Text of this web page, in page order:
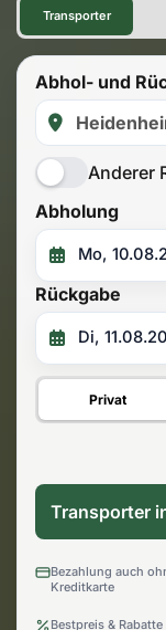
Transporter
Abhol- und
Anderer
Abholung
Rückgabe
Privat
Transporter
Bezahlung auch
Kreditkarte
Bestpreis & Rabatte